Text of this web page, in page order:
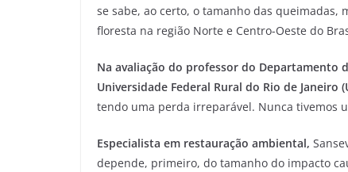
se sabe, ao certo, o tamanho das queimadas,
floresta na região Norte e Centro-Oeste do
Na avaliação do professor do Departamento
Universidade Federal Rural do Rio de Janeiro
tendo uma perda irreparável. Nunca tivemos
Especialista em restauração ambiental,
depende, primeiro, do tamanho do impacto